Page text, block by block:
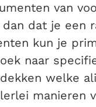
van
dat je een
kun je
naar
welke
manieren